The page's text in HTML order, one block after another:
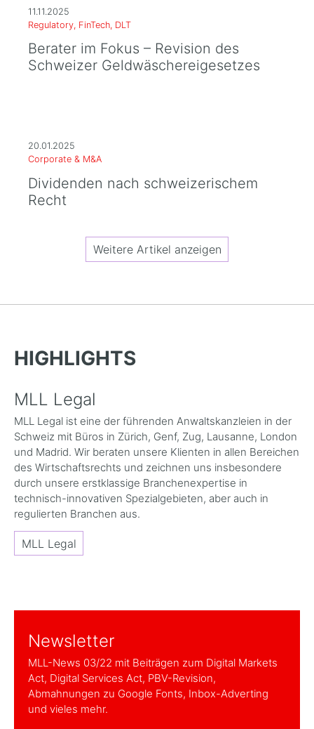
11.11.2025
Regulatory, FinTech, DLT
Berater im Fokus – Revision des
Schweizer Geldwäschereigesetzes
20.01.2025
Corporate & M&A
Dividenden nach schweizerischem
Recht
Weitere Artikel anzeigen
HIGHLIGHTS
MLL Legal
MLL Legal ist eine der führenden Anwaltskanzleien in der
Schweiz mit Büros in Zürich, Genf, Zug, Lausanne, London
und Madrid. Wir beraten unsere Klienten in allen Bereichen
des Wirtschaftsrechts und zeichnen uns insbesondere
durch unsere erstklassige Branchenexpertise in
technisch-innovativen Spezialgebieten, aber auch in
regulierten Branchen aus.
MLL Legal
Newsletter
MLL-News 03/22 mit Beiträgen zum Digital Markets
Act, Digital Services Act, PBV-Revision,
Abmahnungen zu Google Fonts, Inbox-Adverting
und vieles mehr.